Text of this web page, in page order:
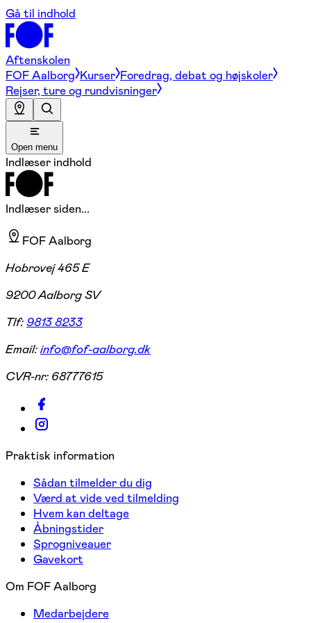
Gå til indhold
Aftenskolen
FOF Aalborg Kurser Foredrag, debat og højskoler
Rejser, ture og rundvisninger
Open menu
Indlæser indhold
Indlæser siden...
FOF Aalborg
Hobrovej 465 E
9200 Aalborg SV
Tlf:9813 8233
Email:info@fof-aalborg.dk
CVR-nr: 68777615
Praktisk information
Sådan tilmelder du dig
Værd at vide ved tilmelding
Hvem kan deltage
Åbningstider
Sprogniveauer
Gavekort
Om FOF Aalborg
Medarbejdere